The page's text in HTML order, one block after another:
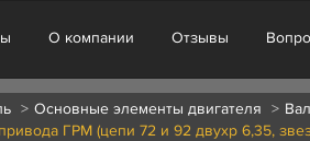
О компании Отзывы
Основные элементы двигателя
ГРМ (цепи 72 и 92 двухр 6,35,